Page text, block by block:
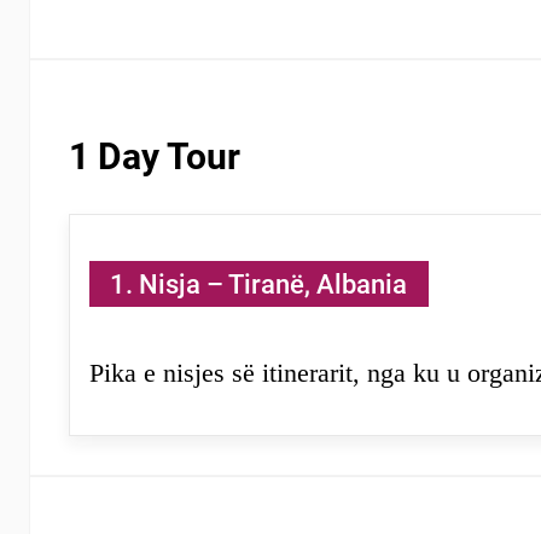
1 Day Tour
1. Nisja – Tiranë, Albania
Pika e nisjes së itinerarit, nga ku u